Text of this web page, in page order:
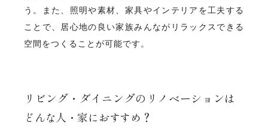
う。また、照明や素材、家具やインテリアを工夫する
ことで、居心地の良い家族みんながリラックスできる
空間をつくることが可能です。
リビング・ダイニングのリノベーションは
どんな人・家におすすめ？